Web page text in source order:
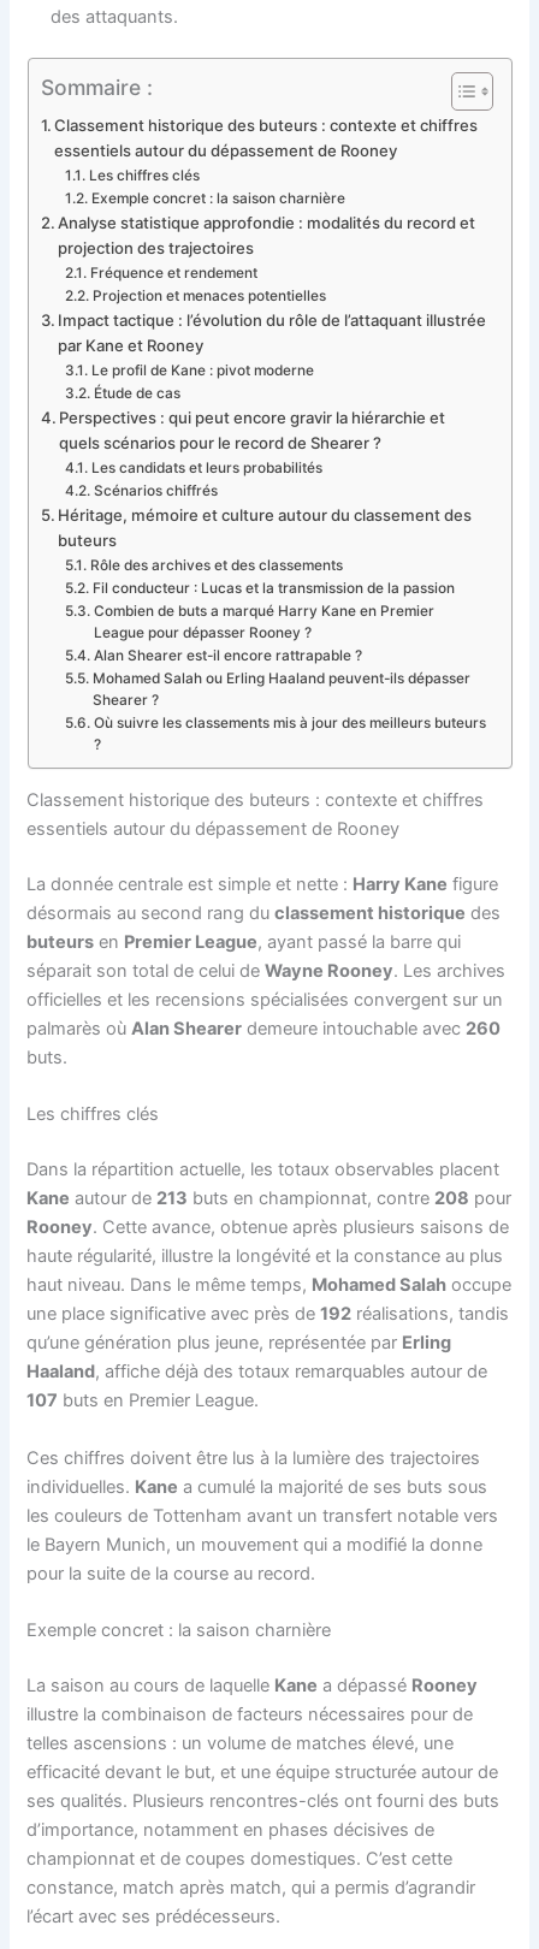
des attaquants.
Sommaire :
Classement historique des buteurs : contexte et chiffres
essentiels autour du dépassement de Rooney
Les chiffres clés
Exemple concret : la saison charnière
Analyse statistique approfondie : modalités du record et
projection des trajectoires
Fréquence et rendement
Projection et menaces potentielles
Impact tactique : l’évolution du rôle de l’attaquant illustrée
par Kane et Rooney
Le profil de Kane : pivot moderne
Étude de cas
Perspectives : qui peut encore gravir la hiérarchie et
quels scénarios pour le record de Shearer ?
Les candidats et leurs probabilités
Scénarios chiffrés
Héritage, mémoire et culture autour du classement des
buteurs
Rôle des archives et des classements
Fil conducteur : Lucas et la transmission de la passion
Combien de buts a marqué Harry Kane en Premier
League pour dépasser Rooney ?
Alan Shearer est-il encore rattrapable ?
Mohamed Salah ou Erling Haaland peuvent-ils dépasser
Shearer ?
Où suivre les classements mis à jour des meilleurs buteurs
?
Classement historique des buteurs : contexte et chiffres
essentiels autour du dépassement de Rooney
La donnée centrale est simple et nette : Harry Kane figure
désormais au second rang duclassement historique des
buteurs en Premier League, ayant passé la barre qui
séparait son total de celui deWayne Rooney. Les archives
officielles et les recensions spécialisées convergent sur un
palmarès oùAlan Shearer demeure intouchable avec 260
buts.
Les chiffres clés
Dans la répartition actuelle, les totaux observables placent
Kane autour de 213 buts en championnat, contre 208 pour
Rooney. Cette avance, obtenue après plusieurs saisons de
haute régularité, illustre la longévité et la constance au plus
haut niveau. Dans le même temps, Mohamed Salah occupe
une place significative avec près de192 réalisations, tandis
qu’une génération plus jeune, représentée par Erling
Haaland, affiche déjà des totaux remarquables autour de
107 buts en Premier League.
Ces chiffres doivent être lus à la lumière des trajectoires
individuelles. Kane a cumulé la majorité de ses buts sous
les couleurs de Tottenham avant un transfert notable vers
le Bayern Munich, un mouvement qui a modifié la donne
pour la suite de la course au record.
Exemple concret : la saison charnière
La saison au cours de laquelle Kane a dépassé Rooney
illustre la combinaison de facteurs nécessaires pour de
telles ascensions : un volume de matches élevé, une
efficacité devant le but, et une équipe structurée autour de
ses qualités. Plusieurs rencontres-clés ont fourni des buts
d’importance, notamment en phases décisives de
championnat et de coupes domestiques. C’est cette
constance, match après match, qui a permis d’agrandir
l’écart avec ses prédécesseurs.